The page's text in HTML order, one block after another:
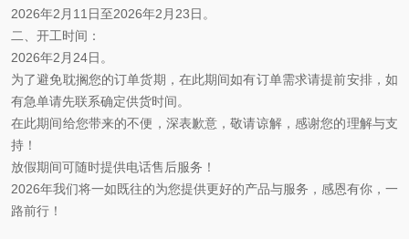
2026年2 月 11 日至2026年2 月 23日。
二、开工时间：
2026年2 月 24日。
为了避免耽搁您的订单货期，在此期间如有订单需求请提前安排，如
有急单请先联系确定供货时间。
在此期间给您带来的不便，深表歉意，敬请谅解，感谢您的理解与支
持！
放假期间可随时提供电话售后服务！
2026年我们将一如既往的为您提供更好的产品与服务，感恩有你，一
路前行！